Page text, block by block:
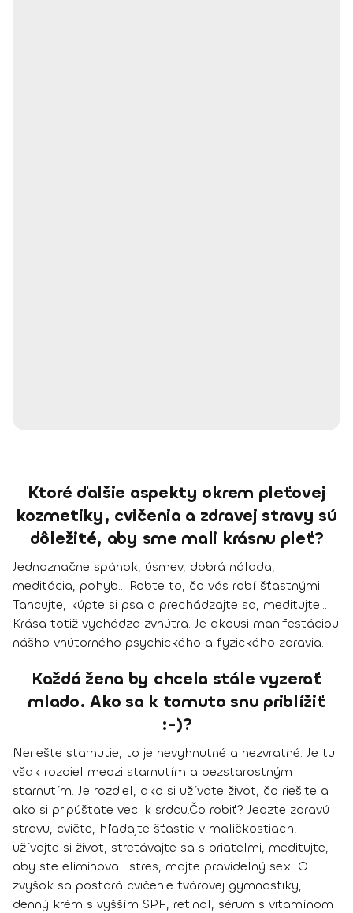
Ktoré ďalšie aspekty okrem pleťovej
kozmetiky, cvičenia a zdravej stravy sú
dôležité, aby sme mali krásnu pleť?
Jednoznačne spánok, úsmev, dobrá nálada,
meditácia, pohyb... Robte to, čo vás robí šťastnými.
Tancujte, kúpte si psa a prechádzajte sa, meditujte...
Krása totiž vychádza zvnútra. Je akousi manifestáciou
nášho vnútorného psychického a fyzického zdravia.
Každá žena by chcela stále vyzerať
mlado. Ako sa k tomuto snu priblížiť
:-)?
Neriešte starnutie, to je nevyhnutné a nezvratné. Je tu
však rozdiel medzi starnutím a bezstarostným
starnutím. Je rozdiel, ako si užívate život, čo riešite a
ako si pripúšťate veci k srdcu.Čo robiť? Jedzte zdravú
stravu, cvičte, hľadajte šťastie v maličkostiach,
užívajte si život, stretávajte sa s priateľmi, meditujte,
aby ste eliminovali stres, majte pravidelný sex. O
zvyšok sa postará cvičenie tvárovej gymnastiky,
denný krém s vyšším SPF, retinol, sérum s vitamínom